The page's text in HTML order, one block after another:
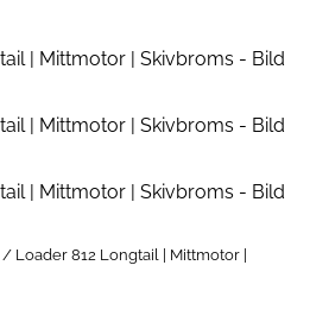
/ Loader 812 Longtail | Mittmotor |